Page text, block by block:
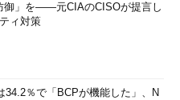
る。
ルを選択する。
バーとの接続が試
るためのメール
御」を――元CIAのCISOが提言し
ィ対策
34.2％で「BCPが機能した」、N